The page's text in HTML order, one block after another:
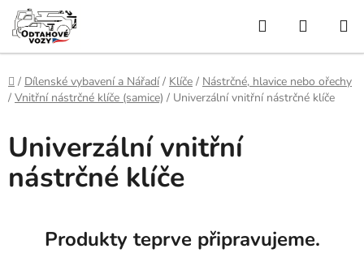
Přejít
na
obsah
Hledat
KOŠÍK
Domů
/ Dílenské vybavení a Nářadí / Klíče / Nástrčné, hlavice nebo ořechy
/ Vnitřní nástrčné klíče (samice) / Univerzální vnitřní nástrčné klíče
Univerzální vnitřní
nástrčné klíče
Produkty teprve připravujeme.